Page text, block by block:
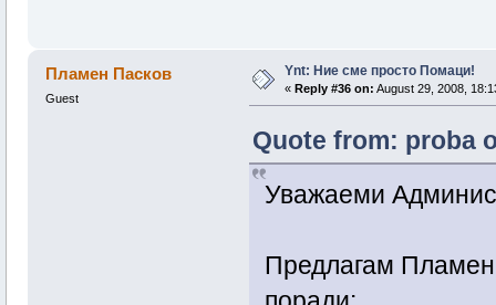
Пламен Пасков
Guest
Ynt: Ние сме просто Помаци!
« Reply #36 on: August 29, 2008,
Quote from: proba
Уважаеми
Предлагам